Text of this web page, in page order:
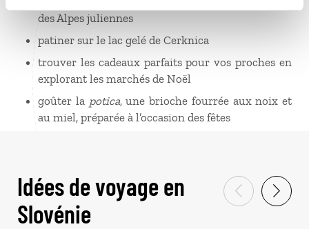
des Alpes juliennes
patiner sur le lac gelé de Cerknica
trouver les cadeaux parfaits pour vos proches en
explorant les marchés de Noël
goûter la potica, une brioche fourrée aux noix et
au miel, préparée à l’occasion des fêtes
Idées de voyage en
Slovénie